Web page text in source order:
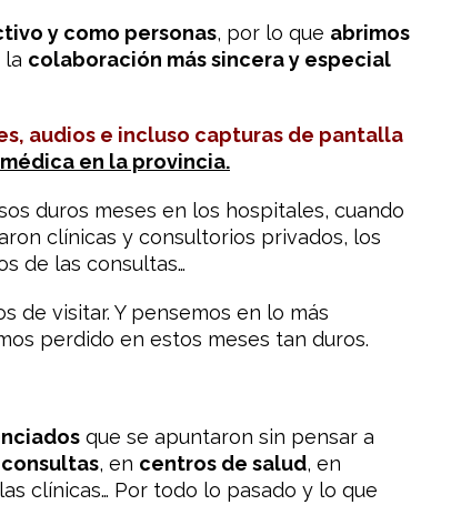
y como personas, por lo que abrimos
la colaboración más sincera y especial
audios e incluso capturas de pantalla
en la provincia.
duros meses en los hospitales, cuando
clínicas y consultorios privados, los
de las consultas…
de visitar. Y pensemos en lo más
perdido en estos meses tan duros.
que se apuntaron sin pensar a
consultas, en centros de salud, en
clínicas… Por todo lo pasado y lo que